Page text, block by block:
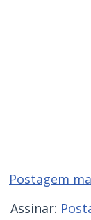
Postagem
Assinar: